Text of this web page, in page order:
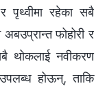
पृथ्वीमा रहेका सबै
फोहोरी र
थोकलाई नवीकरण
होऊन्, ताकि